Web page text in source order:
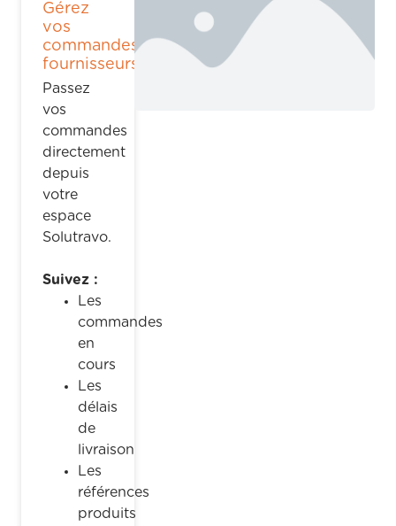
Gérez
vos
commandes
fournisseurs
Passez
vos
commandes
directement
depuis
votre
espace
Solutravo.
Suivez :
Les
commandes
en
cours
Les
délais
de
livraison
Les
références
produits